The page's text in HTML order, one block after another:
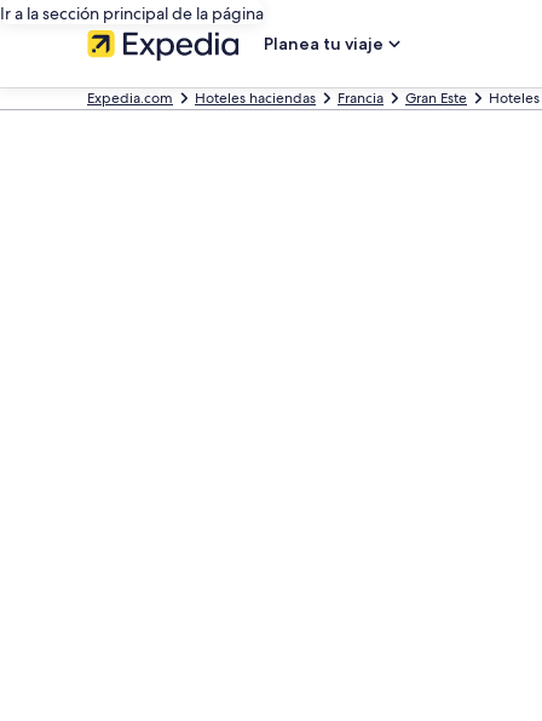
Ir a la sección principal de la página
Planea tu viaje
Expedia.com Hoteles haciendas Francia Gran Este